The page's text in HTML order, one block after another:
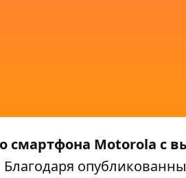
смартфона Motorola с
Благодаря